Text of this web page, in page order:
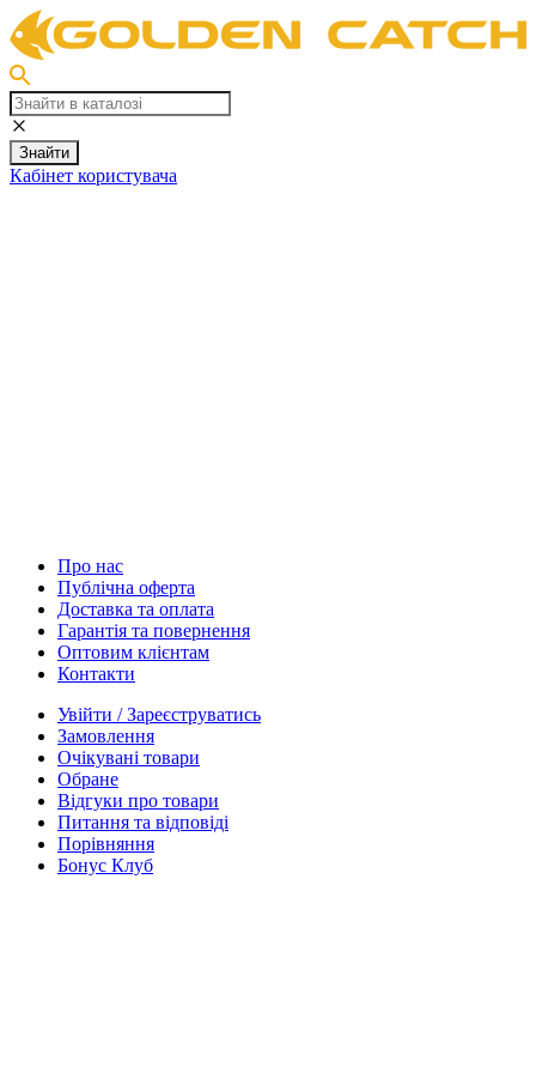
Знайти
Кабінет користувача
Про нас
Публічна оферта
Доставка та оплата
Гарантія та повернення
Оптовим клієнтам
Контакти
Увійти / Зареєструватись
Замовлення
Очікувані товари
Обране
Відгуки про товари
Питання та відповіді
Порівняння
Бонус Клуб